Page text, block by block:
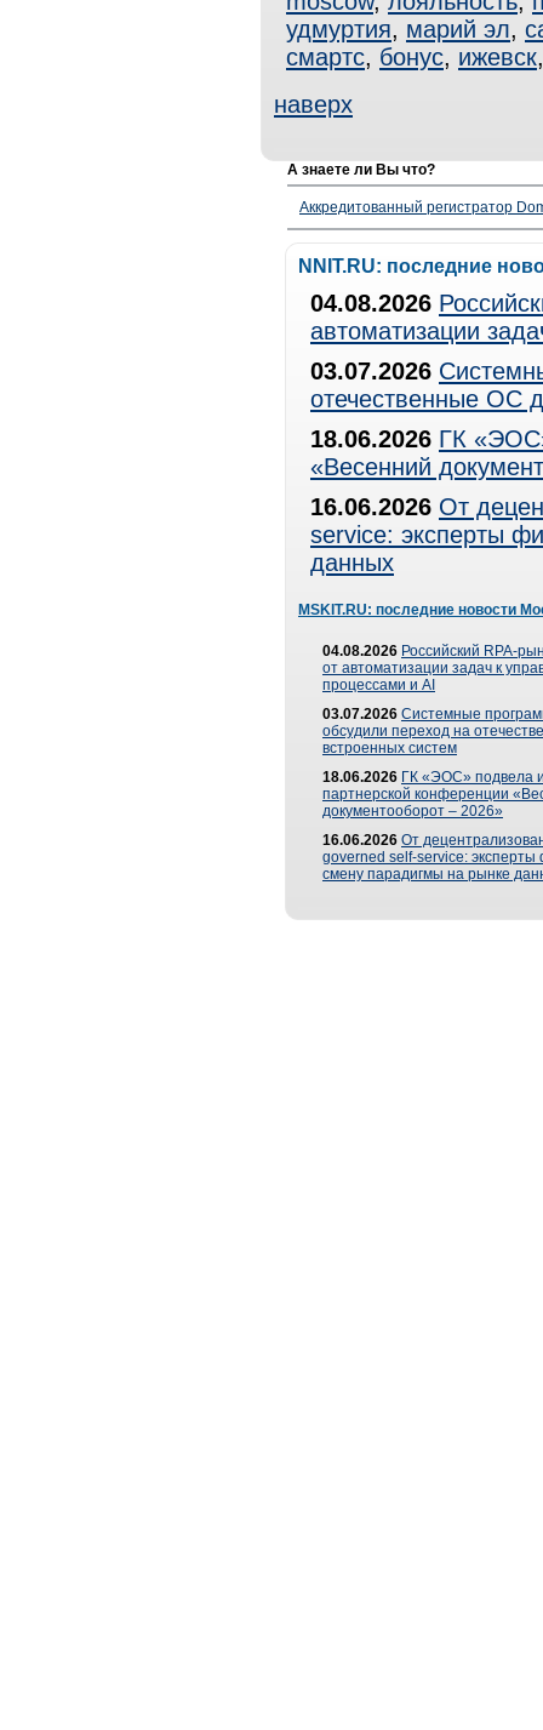
удмуртия, марий эл,
смартс, бонус, ижевск
наверх
А знаете ли Вы что?
Аккредитованный регистратор
NNIT.RU: последние
04.08.2026
автоматизации
03.07.2026
отечественные ОС
18.06.2026 ГК
«Весенний
16.06.2026 От
service: эксперты
данных
MSKIT.RU: последние новости
04.08.2026 Российский RPA-
от автоматизации задач к
процессами и AI
03.07.2026 Системные
обсудили переход на
встроенных систем
18.06.2026 ГК «ЭОС» подвела
партнерской конференции
документооборот – 2026»
16.06.2026 От
governed self-service: эксперты
смену парадигмы на рынке